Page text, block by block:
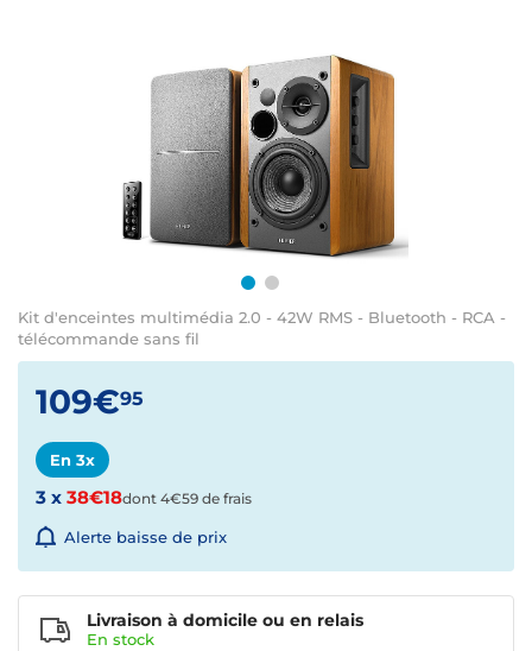
Kit d'enceintes multimédia 2.0 - 42W RMS - Bluetooth - RCA -
télécommande sans fil
109€95
En 3x
3 x 38€18dont 4€59 de frais
Alerte baisse de prix
Livraison à domicile ou en relais
En stock